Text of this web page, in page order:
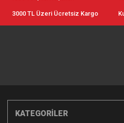
3000 TL Üzeri Ücretsiz Kargo
KATEGORİLER